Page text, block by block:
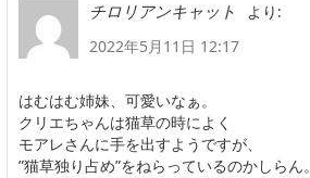
チロリアンキャット
より:
2022年5月11日 12:17
はむはむ姉妹、可愛いなぁ。
クリエちゃんは猫草の時によく
モアレさんに手を出すようですが、
”猫草独り占め”をねらっているのかしらん。